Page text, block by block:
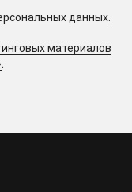
данных
материалов
.